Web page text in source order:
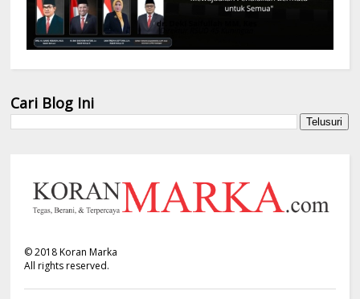
Cari Blog Ini
©2018Koran Marka
All rights reserved.